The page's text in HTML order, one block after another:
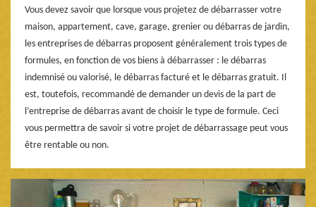
Vous devez savoir que lorsque vous projetez de débarrasser votre
maison, appartement, cave, garage, grenier ou débarras de jardin,
les entreprises de débarras proposent généralement trois types de
formules, en fonction de vos biens à débarrasser : le débarras
indemnisé ou valorisé, le débarras facturé et le débarras gratuit. Il
est, toutefois, recommandé de demander un devis de la part de
l’entreprise de débarras avant de choisir le type de formule. Ceci
vous permettra de savoir si votre projet de débarrassage peut vous
être rentable ou non.